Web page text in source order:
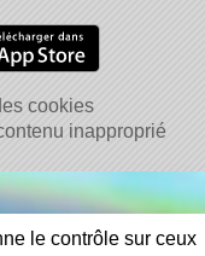
cookies
inapproprié
le contrôle sur ceux